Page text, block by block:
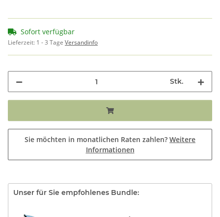
Sofort verfügbar
Lieferzeit: 1 - 3 Tage Versandinfo
Stk.
Sie möchten in monatlichen Raten zahlen? Weitere
Informationen
Unser für Sie empfohlenes Bundle: